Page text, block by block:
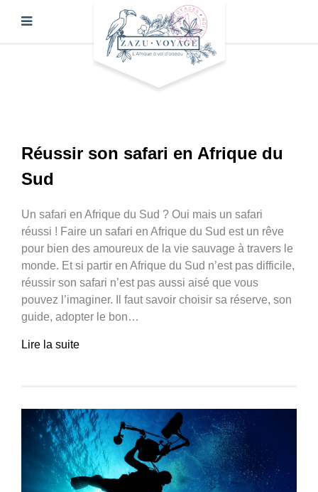
Réussir son safari en Afrique du
Sud
Un safari en Afrique du Sud ? Oui mais un safari
réussi ! Faire un safari en Afrique du Sud est un rêve
pour bien des amoureux de la vie sauvage à travers le
monde. Et si partir en Afrique du Sud n’est pas difficile,
réussir son safari n’est pas aussi aisé que vous
pouvez l’imaginer. Il faut savoir choisir sa réserve, son
guide, adopter le bon…
Lire la suite